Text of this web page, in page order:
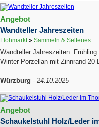
Angebot
Wandteller Jahreszeiten
Flohmarkt» Sammeln & Seltenes
Wandteller Jahreszeiten.
Winter Porzellan mit Zinnrand 20
Würzburg - 24.10.2025
Angebot
Schaukelstuhl Holz/Leder